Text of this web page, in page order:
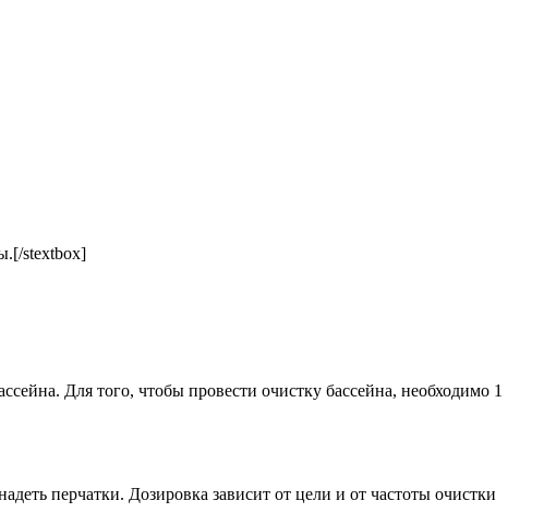
stextbox]
Для того, чтобы провести очистку бассейна, необходимо 1
перчатки. Дозировка зависит от цели и от частоты очистки